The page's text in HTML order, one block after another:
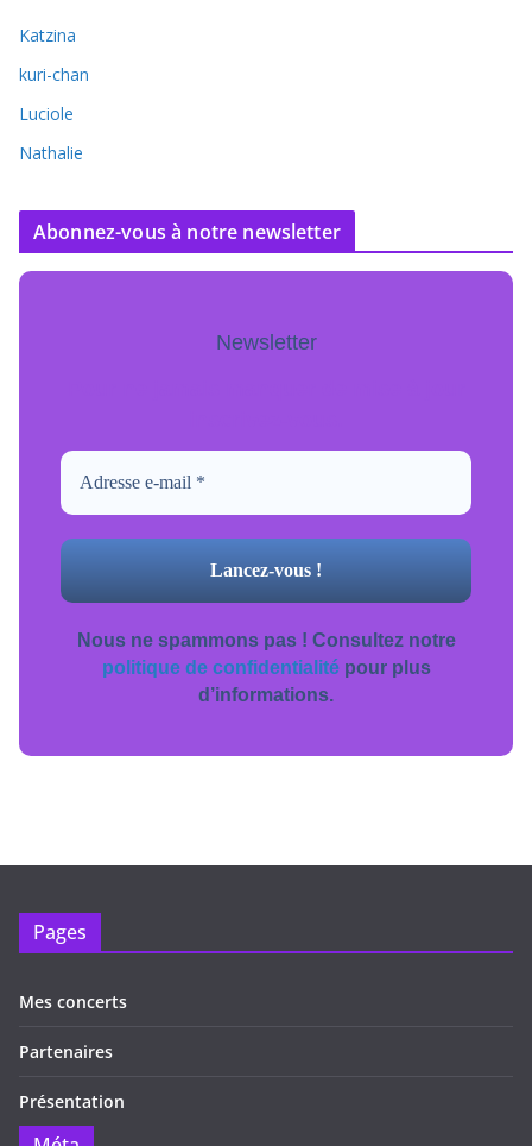
Katzina
kuri-chan
Luciole
Nathalie
Abonnez-vous à notre newsletter
Newsletter
Nous ne spammons pas ! Consultez notre
politique de confidentialitépour plus
d’informations.
Pages
Mes concerts
Partenaires
Présentation